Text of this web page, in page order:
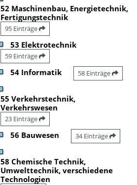
52 Maschinenbau, Energietechnik,
Fertigungstechnik
95 Einträge
53 Elektrotechnik
59 Einträge
54 Informatik 58 Einträge
55 Verkehrstechnik,
Verkehrswesen
23 Einträge
56 Bauwesen 34 Einträge
58 Chemische Technik,
Umwelttechnik, verschiedene
Technologien